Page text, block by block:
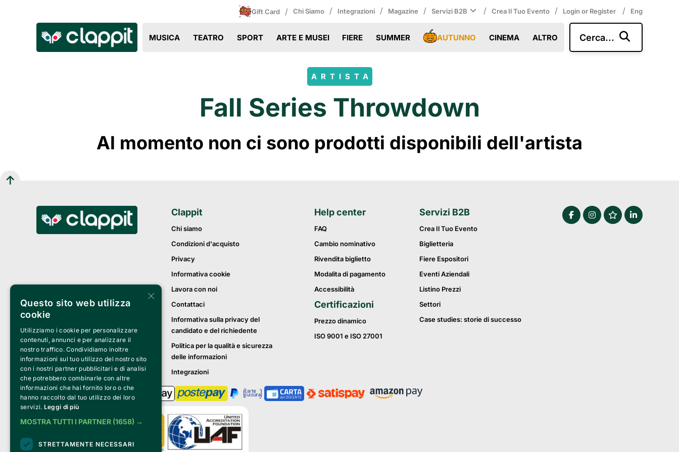
Gift Card / Chi Siamo / Integrazioni / Magazine / Servizi B2B / Crea Il Tuo Evento / Login or Register / Eng
MUSICA TEATRO SPORT ARTE E MUSEI FIERE SUMMER AUTUNNO CINEMA ALTRO Cerca...
ARTISTA
Fall Series Throwdown
Al momento non ci sono prodotti disponibili dell'artista
Clappit
Chi siamo
Condizioni d'acquisto
Privacy
Informativa cookie
Lavora con noi
Contattaci
Informativa sulla privacy del
candidato e del richiedente
Politica per la qualità e sicurezza
delle informazioni
Integrazioni
Help center
FAQ
Cambio nominativo
Rivendita biglietto
Modalita di pagamento
Accessibilità
Certificazioni
Prezzo dinamico
ISO 9001 e ISO 27001
Servizi B2B
Crea Il Tuo Evento
Biglietteria
Fiere Espositori
Eventi Aziendali
Listino Prezzi
Settori
Case studies: storie di successo
×
Questo sito web utilizza
cookie
Utilizziamo i cookie per personalizzare
contenuti, annunci e per analizzare il
nostro traffico. Condividiamo inoltre
informazioni sul tuo utilizzo del nostro sito
con i nostri partner pubblicitari e di analisi
che potrebbero combinarle con altre
informazioni che hai fornito loro o che
hanno raccolto dal tuo utilizzo dei loro
servizi. Leggi di più
MOSTRA TUTTI I PARTNER (1658) →
STRETTAMENTE NECESSARI